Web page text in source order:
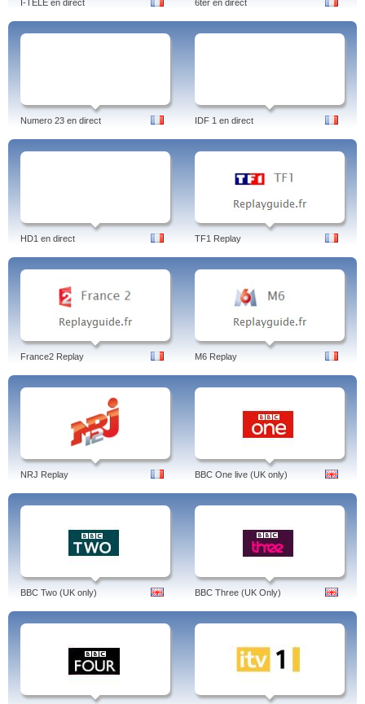
I-TELE en direct 6ter en direct
Numero 23 en direct IDF 1 en direct
HD1 en direct TF1 Replay
France2 Replay M6 Replay
NRJ Replay BBC One live (UK only)
BBC Two (UK only) BBC Three (UK Only)